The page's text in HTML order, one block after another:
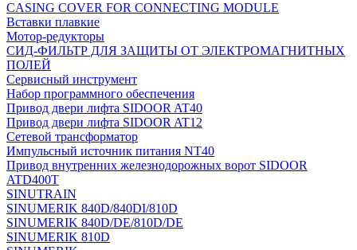
CASING COVER FOR CONNECTING MODULE
Вставки плавкие
Мотор-редукторы
СИД-ФИЛЬТР ДЛЯ ЗАЩИТЫ ОТ ЭЛЕКТРОМАГНИТНЫХ
ПОЛЕЙ
Сервисный инструмент
Набор программного обеспечения
Привод двери лифта SIDOOR AT40
Привод двери лифта SIDOOR AT12
Сетевой трансформатор
Импульсный источник питания NT40
Привод внутренних железнодорожных ворот SIDOOR
ATD400T
SINUTRAIN
SINUMERIK 840D/840DI/810D
SINUMERIK 840D/DE/810D/DE
SINUMERIK 810D